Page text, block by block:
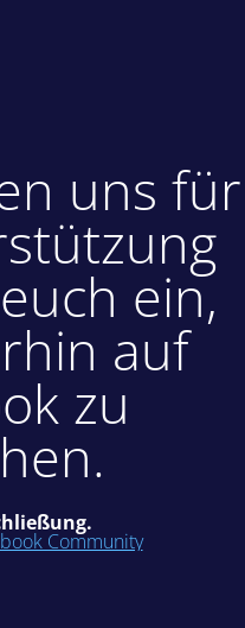
uns für
ein,
auf
zu
Community